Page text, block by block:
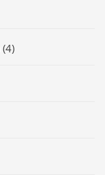
(4)